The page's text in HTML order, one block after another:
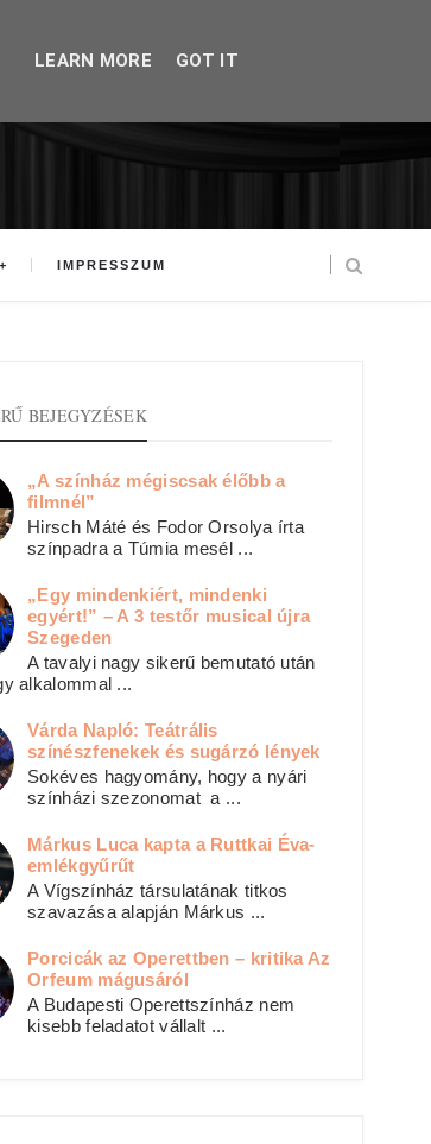
IMPRESSZUM
BEJEGYZÉSEK
„A színház mégiscsak élőbb a
filmnél”
Hirsch Máté és Fodor Orsolya írta
színpadra a Túmia mesél ...
„Egy mindenkiért, mindenki
egyért!” – A 3 testőr musical újra
Szegeden
A tavalyi nagy sikerű bemutató után
alkalommal ...
Várda Napló: Teátrális
színészfenekek és sugárzó lények
Sokéves hagyomány, hogy a nyári
színházi szezonomat a ...
Márkus Luca kapta a Ruttkai Éva-
emlékgyűrűt
A Vígszínház társulatának titkos
szavazása alapján Márkus ...
Porcicák az Operettben – kritika Az
Orfeum mágusáról
A Budapesti Operettszínház nem
kisebb feladatot vállalt ...
LEARN MORE GOT IT